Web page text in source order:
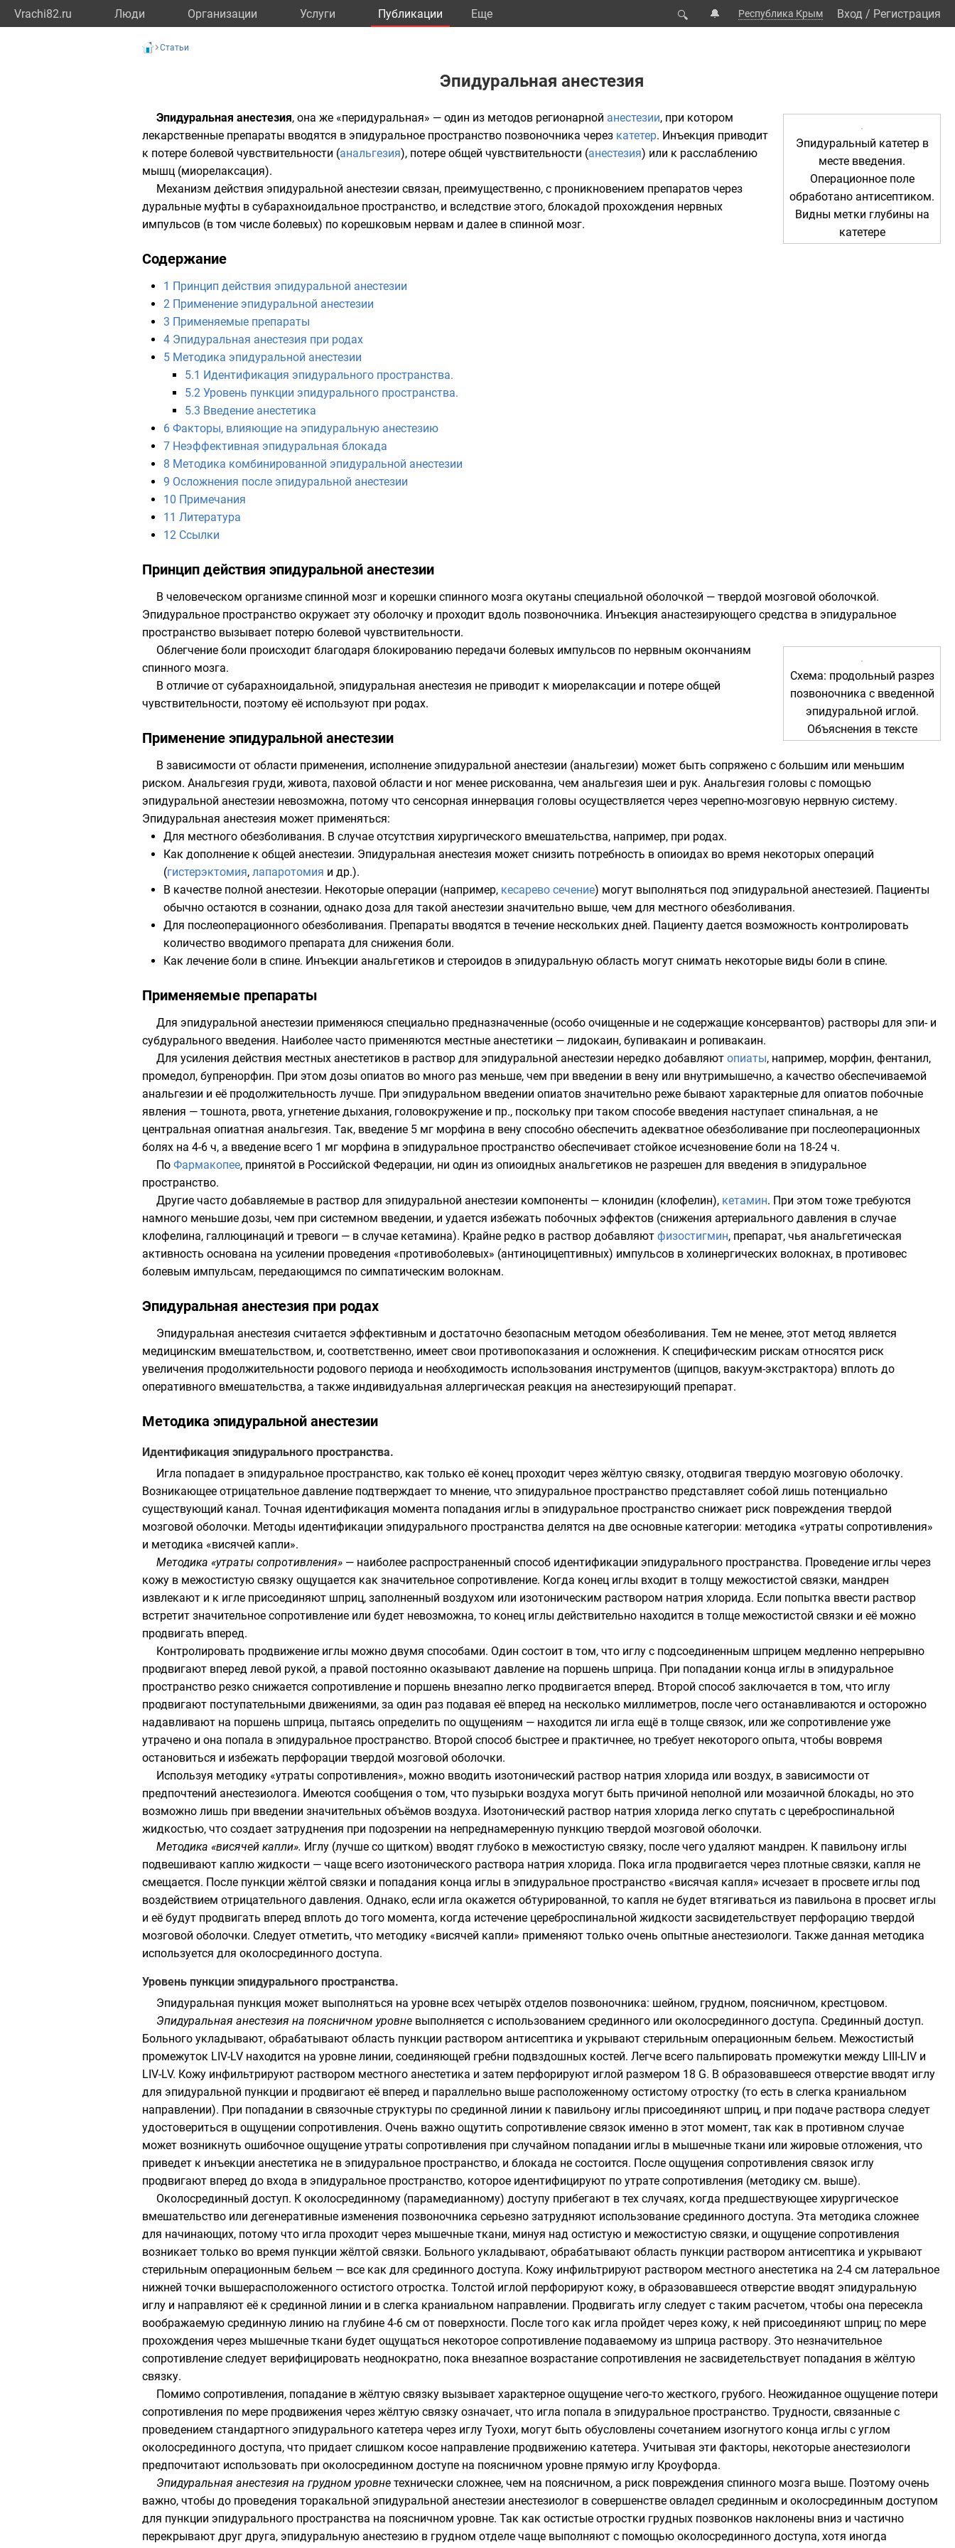
Vrachi82.ru Люди Организации Услуги Публикации Eще 🔍 🔔 Республика Крым Вход / Регистрация
Статьи
Эпидуральная анестезия
Эпидуральный катетер в
месте введения.
Операционное поле
обработано антисептиком.
Видны метки глубины на
катетере
Эпидуральная анестезия, она же «перидуральная» — один из методов регионарной анестезии, при котором
лекарственные препараты вводятся в эпидуральное пространство позвоночника через катетер. Инъекция приводит
к потере болевой чувствительности (анальгезия), потере общей чувствительности (анестезия) или к расслаблению
мышц (миорелаксация).
Механизм действия эпидуральной анестезии связан, преимущественно, с проникновением препаратов через
дуральные муфты в субарахноидальное пространство, и вследствие этого, блокадой прохождения нервных
импульсов (в том числе болевых) по корешковым нервам и далее в спинной мозг.
Содержание
1 Принцип действия эпидуральной анестезии
2 Применение эпидуральной анестезии
3 Применяемые препараты
4 Эпидуральная анестезия при родах
5 Методика эпидуральной анестезии
5.1 Идентификация эпидурального пространства.
5.2 Уровень пункции эпидурального пространства.
5.3 Введение анестетика
6 Факторы, влияющие на эпидуральную анестезию
7 Неэффективная эпидуральная блокада
8 Методика комбинированной эпидуральной анестезии
9 Осложнения после эпидуральной анестезии
10 Примечания
11 Литература
12 Ссылки
Принцип действия эпидуральной анестезии
В человеческом организме спинной мозг и корешки спинного мозга окутаны специальной оболочкой — твердой мозговой оболочкой.
Эпидуральное пространство окружает эту оболочку и проходит вдоль позвоночника. Инъекция анастезирующего средства в эпидуральное
пространство вызывает потерю болевой чувствительности.
Схема: продольный разрез
позвоночника с введенной
эпидуральной иглой.
Объяснения в тексте
Облегчение боли происходит благодаря блокированию передачи болевых импульсов по нервным окончаниям
спинного мозга.
В отличие от субарахноидальной, эпидуральная анестезия не приводит к миорелаксации и потере общей
чувствительности, поэтому её используют при родах.
Применение эпидуральной анестезии
В зависимости от области применения, исполнение эпидуральной анестезии (анальгезии) может быть сопряжено с большим или меньшим
риском. Анальгезия груди, живота, паховой области и ног менее рискованна, чем анальгезия шеи и рук. Анальгезия головы с помощью
эпидуральной анестезии невозможна, потому что сенсорная иннервация головы осуществляется через черепно-мозговую нервную систему.
Эпидуральная анестезия может применяться:
Для местного обезболивания. В случае отсутствия хирургического вмешательства, например, при родах.
Как дополнение к общей анестезии. Эпидуральная анестезия может снизить потребность в опиоидах во время некоторых операций
(гистерэктомия, лапаротомия и др.).
В качестве полной анестезии. Некоторые операции (например, кесарево сечение) могут выполняться под эпидуральной анестезией. Пациенты
обычно остаются в сознании, однако доза для такой анестезии значительно выше, чем для местного обезболивания.
Для послеоперационного обезболивания. Препараты вводятся в течение нескольких дней. Пациенту дается возможность контролировать
количество вводимого препарата для снижения боли.
Как лечение боли в спине. Инъекции анальгетиков и стероидов в эпидуральную область могут снимать некоторые виды боли в спине.
Применяемые препараты
Для эпидуральной анестезии применяюся специально предназначенные (особо очищенные и не содержащие консервантов) растворы для эпи- и
субдурального введения. Наиболее часто применяются местные анестетики — лидокаин, бупивакаин и ропивакаин.
Для усиления действия местных анестетиков в раствор для эпидуральной анестезии нередко добавляют опиаты, например, морфин, фентанил,
промедол, бупренорфин. При этом дозы опиатов во много раз меньше, чем при введении в вену или внутримышечно, а качество обеспечиваемой
анальгезии и её продолжительность лучше. При эпидуральном введении опиатов значительно реже бывают характерные для опиатов побочные
явления — тошнота, рвота, угнетение дыхания, головокружение и пр., поскольку при таком способе введения наступает спинальная, а не
центральная опиатная анальгезия. Так, введение 5 мг морфина в вену способно обеспечить адекватное обезболивание при послеоперационных
болях на 4-6 ч, а введение всего 1 мг морфина в эпидуральное пространство обеспечивает стойкое исчезновение боли на 18-24 ч.
По Фармакопее, принятой в Российской Федерации, ни один из опиоидных анальгетиков не разрешен для введения в эпидуральное
пространство.
Другие часто добавляемые в раствор для эпидуральной анестезии компоненты — клонидин (клофелин), кетамин. При этом тоже требуются
намного меньшие дозы, чем при системном введении, и удается избежать побочных эффектов (снижения артериального давления в случае
клофелина, галлюцинаций и тревоги — в случае кетамина). Крайне редко в раствор добавляют физостигмин, препарат, чья анальгетическая
активность основана на усилении проведения «противоболевых» (антиноцицептивных) импульсов в холинергических волокнах, в противовес
болевым импульсам, передающимся по симпатическим волокнам.
Эпидуральная анестезия при родах
Эпидуральная анестезия считается эффективным и достаточно безопасным методом обезболивания. Тем не менее, этот метод является
медицинским вмешательством, и, соответственно, имеет свои противопоказания и осложнения. К специфическим рискам относятся риск
увеличения продолжительности родового периода и необходимость использования инструментов (щипцов, вакуум-экстрактора) вплоть до
оперативного вмешательства, а также индивидуальная аллергическая реакция на анестезирующий препарат.
Методика эпидуральной анестезии
Идентификация эпидурального пространства.
Игла попадает в эпидуральное пространство, как только её конец проходит через жёлтую связку, отодвигая твердую мозговую оболочку.
Возникающее отрицательное давление подтверждает то мнение, что эпидуральное пространство представляет собой лишь потенциально
существующий канал. Точная идентификация момента попадания иглы в эпидуральное пространство снижает риск повреждения твердой
мозговой оболочки. Методы идентификации эпидурального пространства делятся на две основные категории: методика «утраты сопротивления»
и методика «висячей капли».
Методика «утраты сопротивления» — наиболее распространенный способ идентификации эпидурального пространства. Проведение иглы через
кожу в межостистую связку ощущается как значительное сопротивление. Когда конец иглы входит в толщу межостистой связки, мандрен
извлекают и к игле присоединяют шприц, заполненный воздухом или изотоническим раствором натрия хлорида. Если попытка ввести раствор
встретит значительное сопротивление или будет невозможна, то конец иглы действительно находится в толще межостистой связки и её можно
продвигать вперед.
Контролировать продвижение иглы можно двумя способами. Один состоит в том, что иглу с подсоединенным шприцем медленно непрерывно
продвигают вперед левой рукой, а правой постоянно оказывают давление на поршень шприца. При попадании конца иглы в эпидуральное
пространство резко снижается сопротивление и поршень внезапно легко продвигается вперед. Второй способ заключается в том, что иглу
продвигают поступательными движениями, за один раз подавая её вперед на несколько миллиметров, после чего останавливаются и осторожно
надавливают на поршень шприца, пытаясь определить по ощущениям — находится ли игла ещё в толще связок, или же сопротивление уже
утрачено и она попала в эпидуральное пространство. Второй способ быстрее и практичнее, но требует некоторого опыта, чтобы вовремя
остановиться и избежать перфорации твердой мозговой оболочки.
Используя методику «утраты сопротивления», можно вводить изотонический раствор натрия хлорида или воздух, в зависимости от
предпочтений анестезиолога. Имеются сообщения о том, что пузырьки воздуха могут быть причиной неполной или мозаичной блокады, но это
возможно лишь при введении значительных объёмов воздуха. Изотонический раствор натрия хлорида легко спутать с цереброспинальной
жидкостью, что создает затруднения при подозрении на непреднамеренную пункцию твердой мозговой оболочки.
Методика «висячей капли». Иглу (лучше со щитком) вводят глубоко в межостистую связку, после чего удаляют мандрен. К павильону иглы
подвешивают каплю жидкости — чаще всего изотонического раствора натрия хлорида. Пока игла продвигается через плотные связки, капля не
смещается. После пункции жёлтой связки и попадания конца иглы в эпидуральное пространство «висячая капля» исчезает в просвете иглы под
воздействием отрицательного давления. Однако, если игла окажется обтурированной, то капля не будет втягиваться из павильона в просвет иглы
и её будут продвигать вперед вплоть до того момента, когда истечение цереброспинальной жидкости засвидетельствует перфорацию твердой
мозговой оболочки. Следует отметить, что методику «висячей капли» применяют только очень опытные анестезиологи. Также данная методика
используется для околосрединного доступа.
Уровень пункции эпидурального пространства.
Эпидуральная пункция может выполняться на уровне всех четырёх отделов позвоночника: шейном, грудном, поясничном, крестцовом.
Эпидуральная анестезия на поясничном уровне выполняется с использованием срединного или околосрединного доступа. Срединный доступ.
Больного укладывают, обрабатывают область пункции раствором антисептика и укрывают стерильным операционным бельем. Межостистый
промежуток LIV-LV находится на уровне линии, соединяющей гребни подвздошных костей. Легче всего пальпировать промежутки между LIII-LIV и
LIV-LV. Кожу инфильтрируют раствором местного анестетика и затем перфорируют иглой размером 18 G. В образовавшееся отверстие вводят иглу
для эпидуральной пункции и продвигают её вперед и параллельно выше расположенному остистому отростку (то есть в слегка краниальном
направлении). При попадании в связочные структуры по срединной линии к павильону иглы присоединяют шприц, и при подаче раствора следует
удостовериться в ощущении сопротивления. Очень важно ощутить сопротивление связок именно в этот момент, так как в противном случае
может возникнуть ошибочное ощущение утраты сопротивления при случайном попадании иглы в мышечные ткани или жировые отложения, что
приведет к инъекции анестетика не в эпидуральное пространство, и блокада не состоится. После ощущения сопротивления связок иглу
продвигают вперед до входа в эпидуральное пространство, которое идентифицируют по утрате сопротивления (методику см. выше).
Околосрединный доступ. К околосрединному (парамедианному) доступу прибегают в тех случаях, когда предшествующее хирургическое
вмешательство или дегенеративные изменения позвоночника серьезно затрудняют использование срединного доступа. Эта методика сложнее
для начинающих, потому что игла проходит через мышечные ткани, минуя над остистую и межостистую связки, и ощущение сопротивления
возникает только во время пункции жёлтой связки. Больного укладывают, обрабатывают область пункции раствором антисептика и укрывают
стерильным операционным бельем — все как для срединного доступа. Кожу инфильтрируют раствором местного анестетика на 2-4 см латеральное
нижней точки вышерасположенного остистого отростка. Толстой иглой перфорируют кожу, в образовавшееся отверстие вводят эпидуральную
иглу и направляют её к срединной линии и в слегка краниальном направлении. Продвигать иглу следует с таким расчетом, чтобы она пересекла
воображаемую срединную линию на глубине 4-6 см от поверхности. После того как игла пройдет через кожу, к ней присоединяют шприц; по мере
прохождения через мышечные ткани будет ощущаться некоторое сопротивление подаваемому из шприца раствору. Это незначительное
сопротивление следует верифицировать неоднократно, пока внезапное возрастание сопротивления не засвидетельствует попадания в жёлтую
связку.
Помимо сопротивления, попадание в жёлтую связку вызывает характерное ощущение чего-то жесткого, грубого. Неожиданное ощущение потери
сопротивления по мере продвижения через жёлтую связку означает, что игла попала в эпидуральное пространство. Трудности, связанные с
проведением стандартного эпидурального катетера через иглу Туохи, могут быть обусловлены сочетанием изогнутого конца иглы с углом
околосрединного доступа, что придает слишком косое направление продвижению катетера. Учитывая эти факторы, некоторые анестезиологи
предпочитают использовать при околосрединном доступе на поясничном уровне прямую иглу Кроуфорда.
Эпидуральная анестезия на грудном уровне технически сложнее, чем на поясничном, а риск повреждения спинного мозга выше. Поэтому очень
важно, чтобы до проведения торакальной эпидуральной анестезии анестезиолог в совершенстве овладел срединным и околосрединным доступом
для пункции эпидурального пространства на поясничном уровне. Так как остистые отростки грудных позвонков наклонены вниз и частично
перекрывают друг друга, эпидуральную анестезию в грудном отделе чаще выполняют с помощью околосрединного доступа, хотя иногда